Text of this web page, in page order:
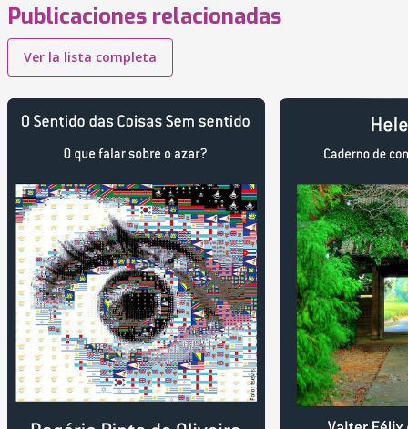
Publicaciones relacionadas
Ver la lista completa